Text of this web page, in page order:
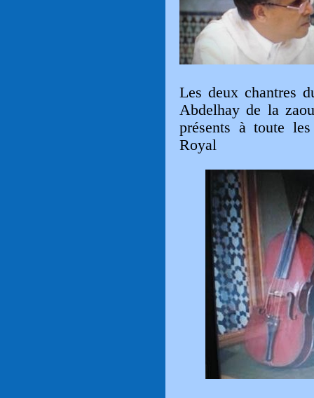
Les deux chantres
Abdelhay de la
présents à toute
Royal